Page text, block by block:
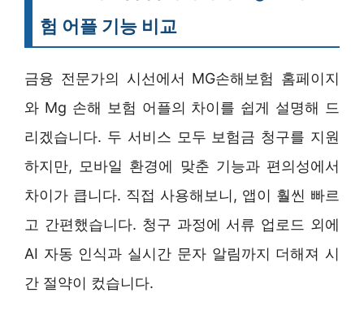
험 어플 기능 비교
금융 전문가의 시선에서 MG손해보험 홈페이지
와 Mg 손해 보험 어플의 차이를 쉽게 설명해 드
리겠습니다. 두 서비스 모두 보험금 청구를 지원
하지만, 모바일 환경에 맞춘 기능과 편의성에서
차이가 큽니다. 직접 사용해보니, 앱이 훨씬 빠르
고 간편했습니다. 청구 과정에 서류 업로드 외에
AI 자동 인식과 실시간 문자 알림까지 더해져 시
간 절약이 컸습니다.